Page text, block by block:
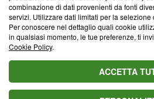
Cookie Policy
Blasting SA, IDI CHE-247.845.224,
Lugano (Svizzera) Tel:+39
© 2026 Blasting News
combinazione di dati provenienti da fonti
servizi. Utilizzare dati limitati per la selezione
Per conoscere nel dettaglio quali cookie
in qualsiasi momento, le tue preferenze, ti
Cookie Policy.
ACCETTA